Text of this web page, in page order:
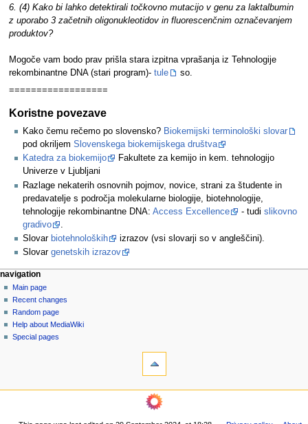
6. (4) Kako bi lahko detektirali točkovno mutacijo v genu za laktalbumin
z uporabo 3 začetnih oligonukleotidov in fluorescenčnim označevanjem
produktov?
Mogoče vam bodo prav prišla stara izpitna vprašanja iz Tehnologije
rekombinantne DNA (stari program)- tule
so.
==================
Koristne povezave
Kako čemu rečemo po slovensko? Biokemijski terminološki slovar
pod okriljem Slovenskega biokemijskega društva
Katedra za biokemijo
Fakultete za kemijo in kem. tehnologijo
Univerze v Ljubljani
Razlage nekaterih osnovnih pojmov, novice, strani za študente in
predavatelje s področja molekularne biologije, biotehnologije,
tehnologije rekombinantne DNA: Access Excellence - tudi slikovno
gradivo
Slovar biotehnoloških
izrazov (vsi slovarji so v angleščini).
Slovar genetskih izrazov
N
a
v
g
page actions
page
discussion
read
view
source
personal tools
log
in
navigation
Main page
Recent changes
Random page
Help about MediaWiki
Special pages
Printable
navigation